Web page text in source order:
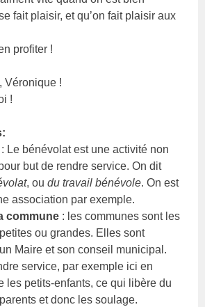
fait plaisir, et qu’on fait plaisir aux
profiter !
Véronique !
!
: Le bénévolat est une activité non
but de rendre service. On dit
, oudu travail bénévole. On est
association par exemple.
commune : les communes sont les
ou grandes. Elles sont
Maire et son conseil municipal.
service, par exemple ici en
les petits-enfants, ce qui libère du
et donc les soulage.